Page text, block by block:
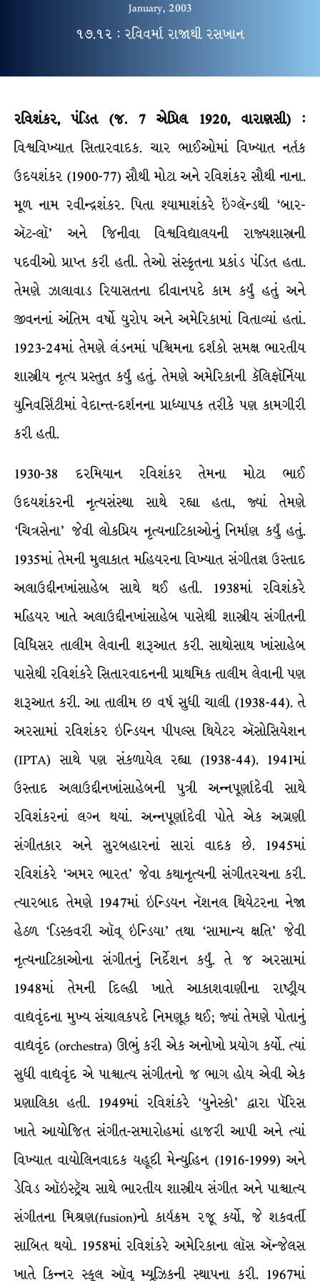
January, 2003
૧૭.૧૨ : રવિવર્મા રાજાથી રસખાન
રવિશંકર, પંડિત (જ. 7 એપ્રિલ 1920, વારાણસી) :
વિશ્વવિખ્યાત સિતારવાદક. ચાર ભાઈઓમાં વિખ્યાત નર્તક
ઉદયશંકર (1900-77) સૌથી મોટા અને રવિશંકર સૌથી નાના.
મૂળ નામ રવીન્દ્રશંકર. પિતા શ્યામાશંકરે ઇંગ્લૅન્ડથી ‘બાર-
ઍટ-લૉ’ અને જિનીવા વિશ્વવિદ્યાલયની રાજ્યશાસ્ત્રની
પદવીઓ પ્રાપ્ત કરી હતી. તેઓ સંસ્કૃતના પ્રકાંડ પંડિત હતા.
તેમણે ઝાલાવાડ રિયાસતના દીવાનપદે કામ કર્યું હતું અને
જીવનનાં અંતિમ વર્ષો યુરોપ અને અમેરિકામાં વિતાવ્યાં હતાં.
1923-24માં તેમણે લંડનમાં પશ્ચિમના દર્શકો સમક્ષ ભારતીય
શાસ્ત્રીય નૃત્ય પ્રસ્તુત કર્યું હતું. તેમણે અમેરિકાની કૅલિફૉર્નિયા
યુનિવર્સિટીમાં વેદાન્ત-દર્શનના પ્રાધ્યાપક તરીકે પણ કામગીરી
કરી હતી.
1930-38 દરમિયાન રવિશંકર તેમના મોટા ભાઈ
ઉદયશંકરની નૃત્યસંસ્થા સાથે રહ્યા હતા, જ્યાં તેમણે
‘ચિત્રસેના’ જેવી લોકપ્રિય નૃત્યનાટિકાઓનું નિર્માણ કર્યું હતું.
1935માં તેમની મુલાકાત મહિયરના વિખ્યાત સંગીતજ્ઞ ઉસ્તાદ
અલાઉદ્દીનખાંસાહેબ સાથે થઈ હતી. 1938માં રવિશંકરે
મહિયર ખાતે અલાઉદ્દીનખાંસાહેબ પાસેથી શાસ્ત્રીય સંગીતની
વિધિસર તાલીમ લેવાની શરૂઆત કરી. સાથોસાથ ખાંસાહેબ
પાસેથી રવિશંકરે સિતારવાદનની પ્રાથમિક તાલીમ લેવાની પણ
શરૂઆત કરી. આ તાલીમ છ વર્ષ સુધી ચાલી (1938-44). તે
અરસામાં રવિશંકર ઇન્ડિયન પીપલ્સ થિયેટર ઍસોસિયેશન
(IPTA) સાથે પણ સંકળાયેલ રહ્યા (1938-44). 1941માં
ઉસ્તાદ અલાઉદ્દીનખાંસાહેબની પુત્રી અન્નપૂર્ણાદેવી સાથે
રવિશંકરનાં લગ્ન થયાં. અન્નપૂર્ણાદેવી પોતે એક અગ્રણી
સંગીતકાર અને સુરબહારનાં સારાં વાદક છે. 1945માં
રવિશંકરે ‘અમર ભારત’ જેવા કથાનૃત્યની સંગીતરચના કરી.
ત્યારબાદ તેમણે 1947માં ઇન્ડિયન નૅશનલ થિયેટરના નેજા
હેઠળ ‘ડિસ્કવરી ઑવ્ ઇન્ડિયા’ તથા ‘સામાન્ય ક્ષતિ’ જેવી
નૃત્યનાટિકાઓના સંગીતનું નિર્દેશન કર્યું. તે જ અરસામાં
1948માં તેમની દિલ્હી ખાતે આકાશવાણીના રાષ્ટ્રીય
વાદ્યવૃંદના મુખ્ય સંચાલકપદે નિમણૂક થઈ; જ્યાં તેમણે પોતાનું
વાદ્યવૃંદ (orchestra) ઊભું કરી એક અનોખો પ્રયોગ કર્યો. ત્યાં
સુધી વાદ્યવૃંદ એ પાશ્ર્ચાત્ય સંગીતનો જ ભાગ હોય એવી એક
પ્રણાલિકા હતી. 1949માં રવિશંકરે ‘યુનેસ્કો’ દ્વારા પૅરિસ
ખાતે આયોજિત સંગીત-સમારોહમાં હાજરી આપી અને ત્યાં
વિખ્યાત વાયોલિનવાદક યહૂદી મેન્યુહિન (1916-1999) અને
ડેવિડ ઑઇસ્ટ્રૅચ સાથે ભારતીય શાસ્ત્રીય સંગીત અને પાશ્ર્ચાત્ય
સંગીતના મિશ્રણ(fusion)નો કાર્યક્રમ રજૂ કર્યો, જે શકવર્તી
સાબિત થયો. 1958માં રવિશંકરે અમેરિકાના લૉસ ઍન્જેલસ
ખાતે કિન્નર સ્કૂલ ઑવ્ મ્યૂઝિકની સ્થાપના કરી. 1967માં